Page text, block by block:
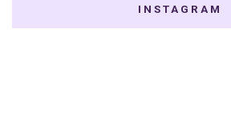
INSTAGRAM